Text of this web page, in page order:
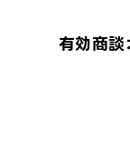
有効商談